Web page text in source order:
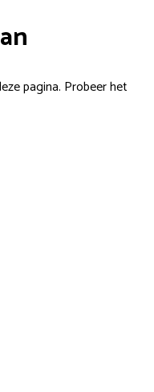
pagina. Probeer het